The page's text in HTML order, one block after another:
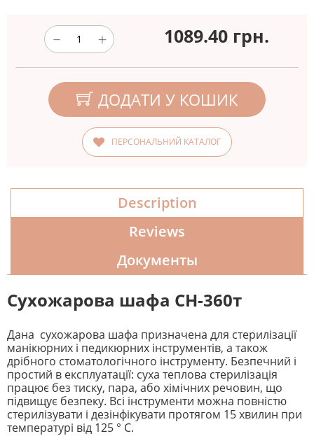
1089.40 грн.
ДОДАТИ У КОШИК
ПЕРСОНАЛЬНИЙ КАТАЛОГ
Description
Reviews
Документы
Сухожарова шафа СН-360т
Дана сухожарова шафа призначена для стерилізації
манікюрних і педикюрних інструментів, а також
дрібного стоматологічного інструменту. Безпечний і
простий в експлуатації: суха теплова стерилізація
працює без тиску, пара, або хімічних речовин, що
підвищує безпеку. Всі інструменти можна повністю
стерилізувати і дезінфікувати протягом 15 хвилин при
температурі від 125 ° C.